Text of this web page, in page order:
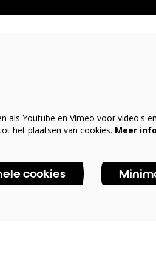
als Youtube en Vimeo voor video's
het plaatsen van cookies. Meer
cookies